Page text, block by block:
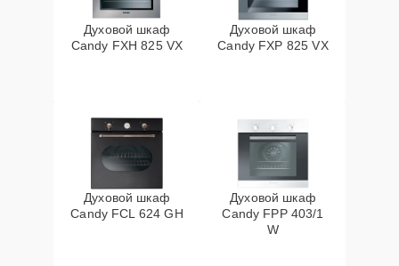
Духовой шкаф
Candy FXH 825 VX
Духовой шкаф
Candy FXP 825 VX
Духовой шкаф
Candy FCL 624 GH
Духовой шкаф
Candy FPP 403/1
W